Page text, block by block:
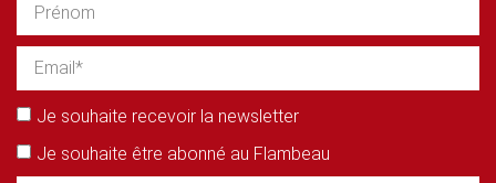
Je souhaite recevoir la newsletter
Je souhaite être abonné au Flambeau